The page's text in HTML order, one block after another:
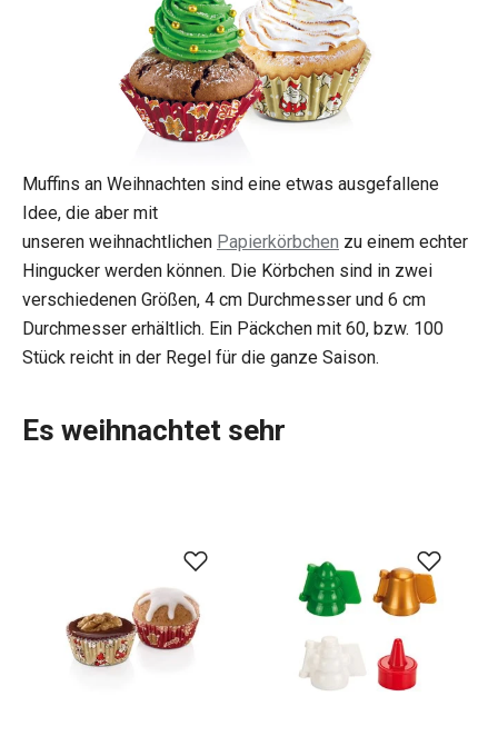
Muffins an Weihnachten sind eine etwas ausgefallene
Idee, die aber mit
unseren weihnachtlichen Papierkörbchen zu einem echter
Hingucker werden können. Die Körbchen sind in zwei
verschiedenen Größen, 4 cm Durchmesser und 6 cm
Durchmesser erhältlich. Ein Päckchen mit 60, bzw. 100
Stück reicht in der Regel für die ganze Saison.
Es weihnachtet sehr